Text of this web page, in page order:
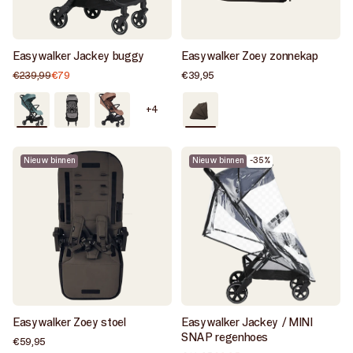
Easywalker Jackey buggy
€79
Normale
€239,99
Als
nieuw
Forest
green
Als
nieuw
Marble
Grey
Als
nieuw
Pecan
brown
+4
Easywalker Zoey zonnekap
Normale
€39,95
nieuw
Chestnut
brown
Nieuw binnen
Easywalker Zoey stoel
Normale
€59,95
Nieuw binnen -35%
Easywalker Jackey / MINI
SNAP regenhoes